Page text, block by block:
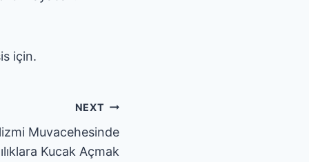
için.
NEXT
Muvacehesinde
Kucak Açmak